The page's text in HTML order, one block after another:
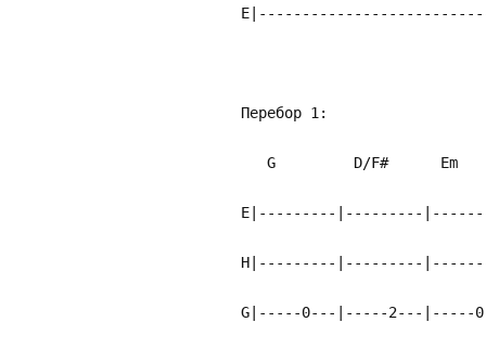
Перебор 1:
G D/F#
E|---------|---------
H|---------|---------
G|-----0---|-----2---|-----